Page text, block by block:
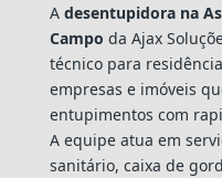
A desentupidora na
Campo da Ajax
técnico para
empresas e imóveis
entupimentos com
A equipe atua em
sanitário, caixa de